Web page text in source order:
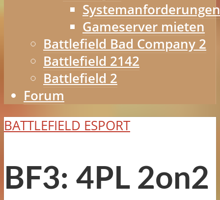
Systemanforderungen
Gameserver mieten
Battlefield Bad Company 2
Battlefield 2142
Battlefield 2
Forum
BATTLEFIELD ESPORT
BF3: 4PL 2on2